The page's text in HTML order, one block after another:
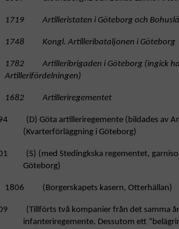
1719 Artilleristaten i Göteborg och
1748 Kongl. Artilleribataljonen i Göteborg
1782 Artilleribrigaden i Göteborg (ingick
Artillerifördelningen)
1682 Artilleriregementet
(D) Göta artilleriregemente (bildades av
(Kvarterförläggning i Göteborg)
(S) (med Stedingkska regementet,
Göteborg)
1806 (Borgerskapets kasern, Otterhällan)
(Tillförts två kompanier från det samma år
infanteriregemente. Dessutom ett